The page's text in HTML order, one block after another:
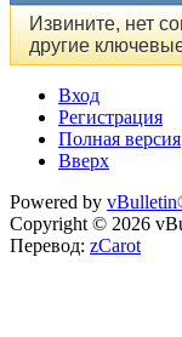
Извините, нет
другие
Вход
Регистрация
Полная версия
Вверх
Powered by
Copyright © 2026
Перевод: zCarot